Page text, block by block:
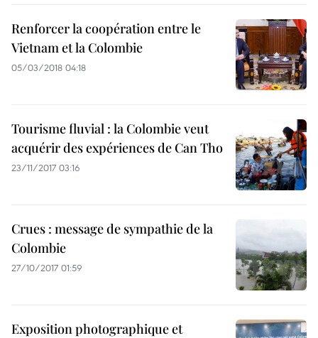
Renforcer la coopération entre le
Vietnam et la Colombie
05/03/2018 04:18
Tourisme fluvial : la Colombie veut
acquérir des expériences de Can Tho
23/11/2017 03:16
Crues : message de sympathie de la
Colombie
27/10/2017 01:59
Exposition photographique et